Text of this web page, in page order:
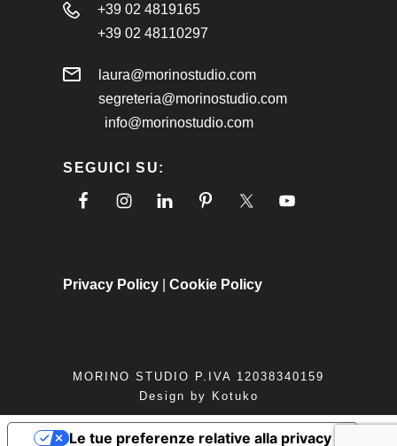
+39 02 4819165
+39 02 48110297
laura@morinostudio.com
segreteria@morinostudio.com
info@morinostudio.com
SEGUICI SU:
Privacy Policy Cookie Policy
MORINO STUDIO P.IVA 12038340159
Design by
Kotuko
Le tue preferenze relative alla privacy